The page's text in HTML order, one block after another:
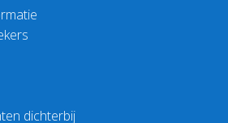
dichterbij